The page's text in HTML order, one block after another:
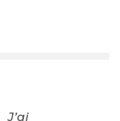
SUR
J’ai